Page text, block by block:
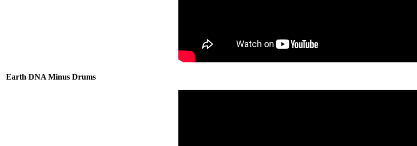
Earth DNA Minus Drums